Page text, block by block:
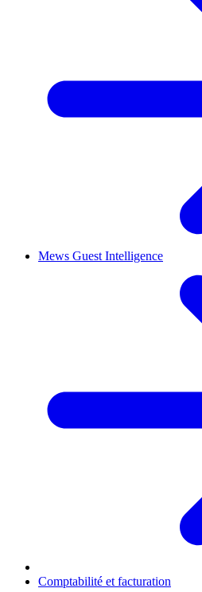
Mews Guest Intelligence
Comptabilité et facturation